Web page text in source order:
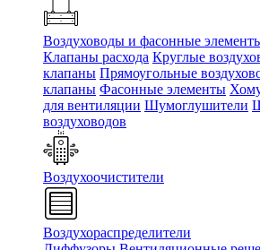
Воздуховоды и фасонные
Клапаны расхода Круглые
клапаны Прямоугольные
клапаны Фасонные элементы
для вентиляции Шумоглушители
воздуховодов
Воздухоочистители
Воздухораспределители